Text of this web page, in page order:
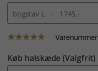
bogstav L - 1745,-
Varenummer
Køb halskæde (Valgfrit)